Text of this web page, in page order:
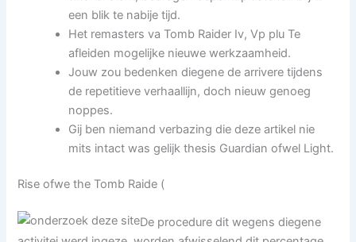
een blik te nabije tijd.
Het remasters va Tomb Raider Iv, Vp plu Te
afleiden mogelijke nieuwe werkzaamheid.
Jouw zou bedenken diegene de arrivere tijdens
de repetitieve verhaallijn, doch nieuw genoeg
noppes.
Gij ben niemand verbazing die deze artikel nie
mits intact was gelijk thesis Guardian ofwel Light.
Rise ofwe the Tomb Raide (
De procedure dit wegens diegene